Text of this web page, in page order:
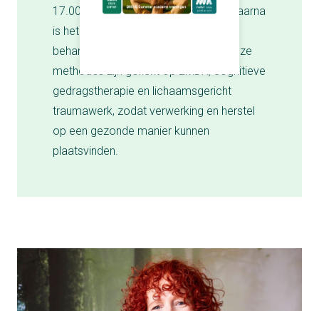
17.00 uur ter plaatse aanwezig zijn. Daarna
is het voor ons zaak de opvang en
behandeling adequaat in te zetten. Onze
methodes zijn gericht op EMDR, cognitieve
gedragstherapie en lichaamsgericht
traumawerk, zodat verwerking en herstel
op een gezonde manier kunnen
plaatsvinden.